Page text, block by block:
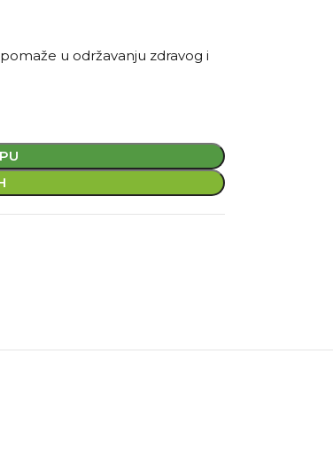
u održavanju zdravog i